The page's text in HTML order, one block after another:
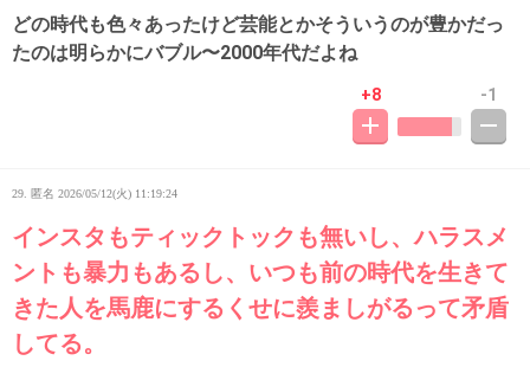
どの時代も色々あったけど芸能とかそういうのが豊かだっ
たのは明らかにバブル〜2000年代だよね
+8 -1
29. 匿名 2026/05/12(火) 11:19:24
インスタもティックトックも無いし、ハラスメ
ントも暴力もあるし、いつも前の時代を生きて
きた人を馬鹿にするくせに羨ましがるって矛盾
してる。